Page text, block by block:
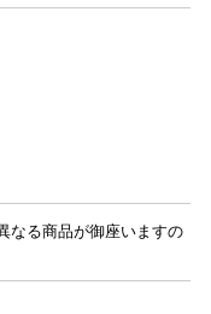
なる商品が御座いますの